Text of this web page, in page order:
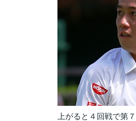
上がると４回戦で第